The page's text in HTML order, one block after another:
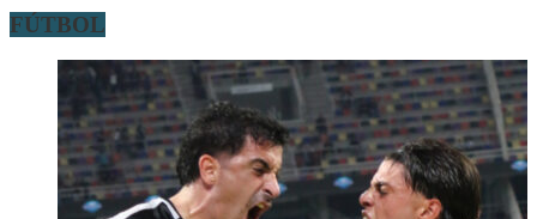
FÚTBOL